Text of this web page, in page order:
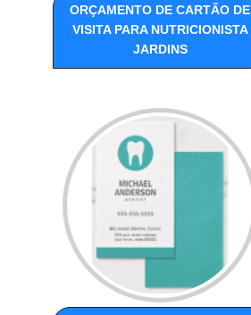
ORÇAMENTO DE CARTÃO DE
VISITA PARA NUTRICIONISTA
JARDINS